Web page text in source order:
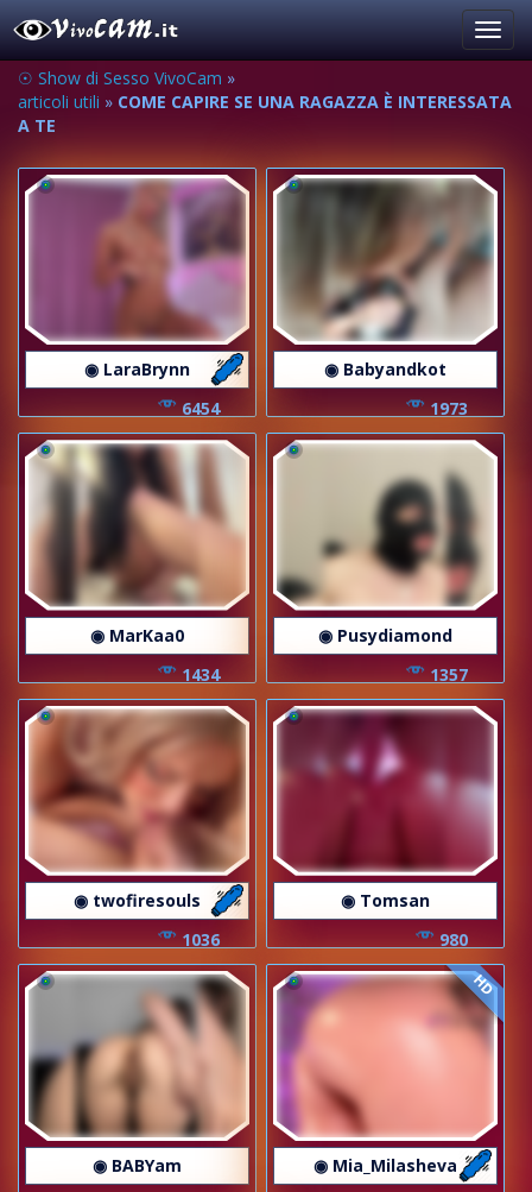
☉ Show di Sesso VivoCam »
articoli utili » COME CAPIRE SE UNA RAGAZZA È INTERESSATA
A TE
◉ LaraBrynn
6454
◉ Babyandkot
1973
◉ MarKaa0
1434
◉ Pusydiamond
1357
◉ twofiresouls
1036
◉ Tomsan
980
◉ BABYam
HD
◉ Mia_Milasheva